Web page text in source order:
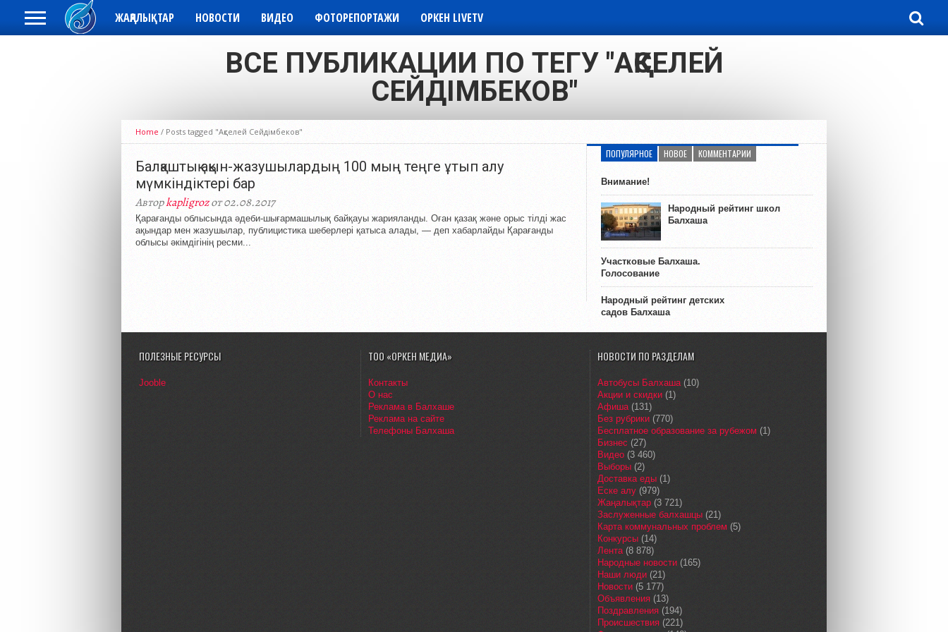
ЖАҢАЛЫҚТАР НОВОСТИ ВИДЕО ФОТОРЕПОРТАЖИ ОРКЕН LIVETV
ВСЕ ПУБЛИКАЦИИ ПО ТЕГУ "АҚСЕЛЕЙ
СЕЙДІМБЕКОВ"
Home / Posts tagged "Ақселей Сейдімбеков"
Балқаштық ақын-жазушылардың 100 мың теңге ұтып алу
мүмкіндіктері бар
Авторkapligrozот 02.08.2017
Қарағанды облысында әдеби-шығармашылық байқауы жарияланды. Оған қазақ және орыс тілді жас
ақындар мен жазушылар, публицистика шеберлері қатыса алады, — деп хабарлайды Қарағанды
облысы әкімдігінің ресми...
ПОПУЛЯРНОЕ НОВОЕ КОММЕНТАРИИ
Внимание!
Народный рейтинг школ
Балхаша
Участковые Балхаша.
Голосование
Народный рейтинг детских
садов Балхаша
ПОЛЕЗНЫЕ РЕСУРСЫ
Jooble
ТОО «ОРКЕН МЕДИА»
Контакты
О нас
Реклама в Балхаше
Реклама на сайте
Телефоны Балхаша
НОВОСТИ ПО РАЗДЕЛАМ
Автобусы Балхаша(10)
Акции и скидки (1)
Афиша(131)
Без рубрики (770)
Бесплатное образование за рубежом (1)
Бизнес (27)
Видео (3 460)
Выборы (2)
Доставка еды (1)
Еске алу (979)
Жаңалықтар (3 721)
Заслуженные балхашцы (21)
Карта коммунальных проблем (5)
Конкурсы (14)
Лента(8 878)
Народные новости (165)
Наши люди (21)
Новости (5 177)
Объявления (13)
Поздравления (194)
Происшествия (221)